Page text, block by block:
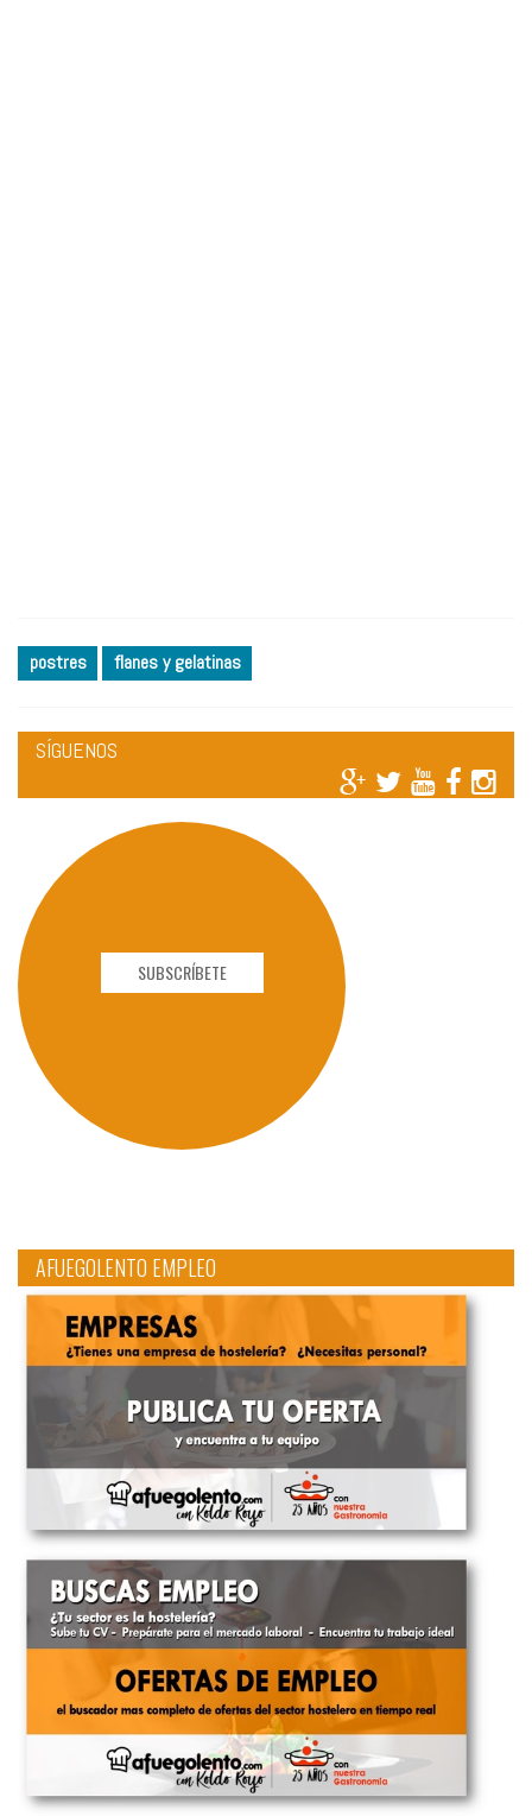
postres flanes y gelatinas
SÍGUENOS
SUBSCRÍBETE
AFUEGOLENTO EMPLEO